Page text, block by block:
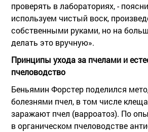
проверять в лабораториях, -
используем чистый воск,
собственными руками, но на
делать это вручную».
Принципы ухода за пчелами и
пчеловодство
Беньямин Форстер поделился
болезнями пчел, в том числе
заражают пчел (варроатоз). По
в органическом пчеловодстве